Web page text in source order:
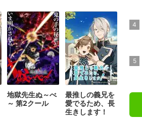
地獄先生ぬ～べ
～ 第2クール
最推しの義兄を
愛でるため、長
生きします！